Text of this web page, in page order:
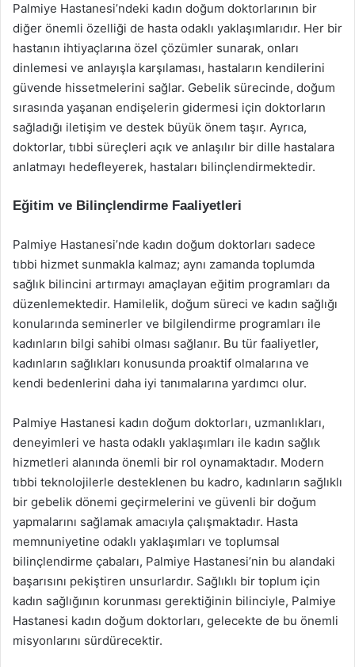
Palmiye Hastanesi’ndeki kadın doğum doktorlarının bir
diğer önemli özelliği de hasta odaklı yaklaşımlarıdır. Her bir
hastanın ihtiyaçlarına özel çözümler sunarak, onları
dinlemesi ve anlayışla karşılaması, hastaların kendilerini
güvende hissetmelerini sağlar. Gebelik sürecinde, doğum
sırasında yaşanan endişelerin gidermesi için doktorların
sağladığı iletişim ve destek büyük önem taşır. Ayrıca,
doktorlar, tıbbi süreçleri açık ve anlaşılır bir dille hastalara
anlatmayı hedefleyerek, hastaları bilinçlendirmektedir.
Eğitim ve Bilinçlendirme Faaliyetleri
Palmiye Hastanesi’nde kadın doğum doktorları sadece
tıbbi hizmet sunmakla kalmaz; aynı zamanda toplumda
sağlık bilincini artırmayı amaçlayan eğitim programları da
düzenlemektedir. Hamilelik, doğum süreci ve kadın sağlığı
konularında seminerler ve bilgilendirme programları ile
kadınların bilgi sahibi olması sağlanır. Bu tür faaliyetler,
kadınların sağlıkları konusunda proaktif olmalarına ve
kendi bedenlerini daha iyi tanımalarına yardımcı olur.
Palmiye Hastanesi kadın doğum doktorları, uzmanlıkları,
deneyimleri ve hasta odaklı yaklaşımları ile kadın sağlık
hizmetleri alanında önemli bir rol oynamaktadır. Modern
tıbbi teknolojilerle desteklenen bu kadro, kadınların sağlıklı
bir gebelik dönemi geçirmelerini ve güvenli bir doğum
yapmalarını sağlamak amacıyla çalışmaktadır. Hasta
memnuniyetine odaklı yaklaşımları ve toplumsal
bilinçlendirme çabaları, Palmiye Hastanesi’nin bu alandaki
başarısını pekiştiren unsurlardır. Sağlıklı bir toplum için
kadın sağlığının korunması gerektiğinin bilinciyle, Palmiye
Hastanesi kadın doğum doktorları, gelecekte de bu önemli
misyonlarını sürdürecektir.